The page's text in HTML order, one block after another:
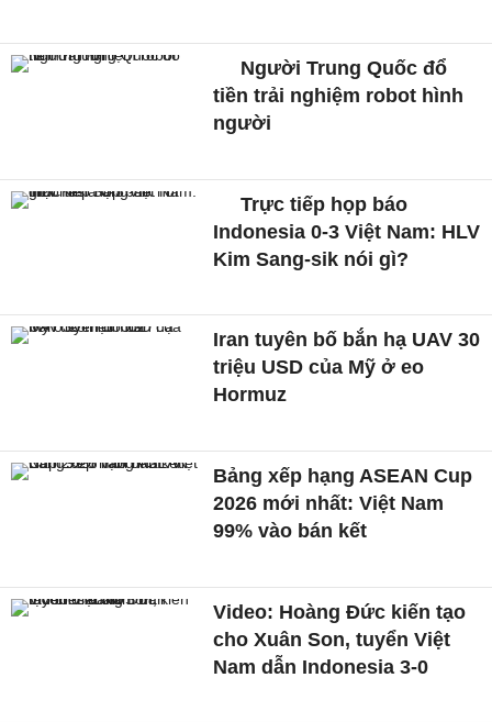
Người Trung Quốc đổ
tiền trải nghiệm robot hình
người
Trực tiếp họp báo
Indonesia 0-3 Việt Nam: HLV
Kim Sang-sik nói gì?
Iran tuyên bố bắn hạ UAV 30
triệu USD của Mỹ ở eo
Hormuz
Bảng xếp hạng ASEAN Cup
2026 mới nhất: Việt Nam
99% vào bán kết
Video: Hoàng Đức kiến tạo
cho Xuân Son, tuyển Việt
Nam dẫn Indonesia 3-0